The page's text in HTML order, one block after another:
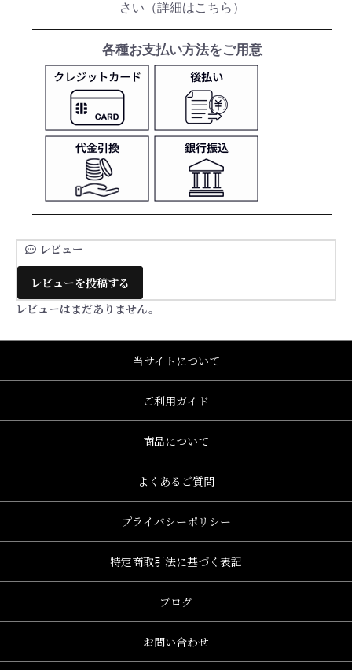
さい（詳細はこちら ）
各種お支払い方法をご用意
レビュー
レビューを投稿する
レビューはまだありません。
当サイトについて
ご利用ガイド
商品について
よくあるご質問
プライバシーポリシー
特定商取引法に基づく表記
ブログ
お問い合わせ